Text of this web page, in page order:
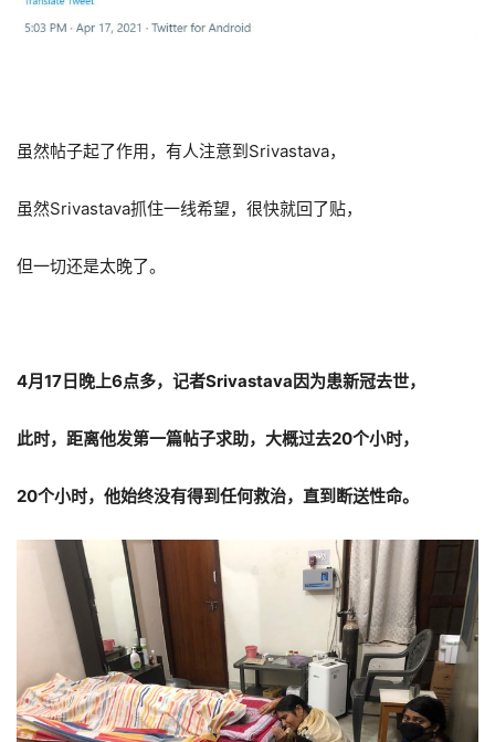
虽然帖子起了作用，有人注意到Srivastava，
虽然Srivastava抓住一线希望，很快就回了贴，
但一切还是太晚了。
4月17日晚上6点多，记者Srivastava因为患新冠去世，
此时，距离他发第一篇帖子求助，大概过去20个小时，
20个小时，他始终没有得到任何救治，直到断送性命。